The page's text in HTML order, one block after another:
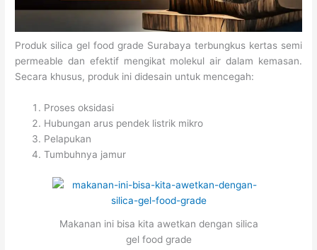
Produk silica gel food grade Surabaya terbungkus kertas semi
permeable dan efektif mengikat molekul air dalam kemasan.
Secara khusus, produk ini didesain untuk mencegah:
Proses oksidasi
Hubungan arus pendek listrik mikro
Pelapukan
Tumbuhnya jamur
Makanan ini bisa kita awetkan dengan silica
gel food grade